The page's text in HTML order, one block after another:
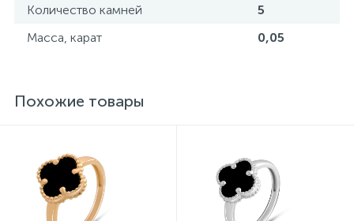
Количество камней
5
Масса, карат
0,05
Похожие товары